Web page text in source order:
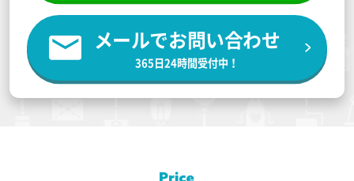
メールでお問い合わせ
365日24時間受付中！